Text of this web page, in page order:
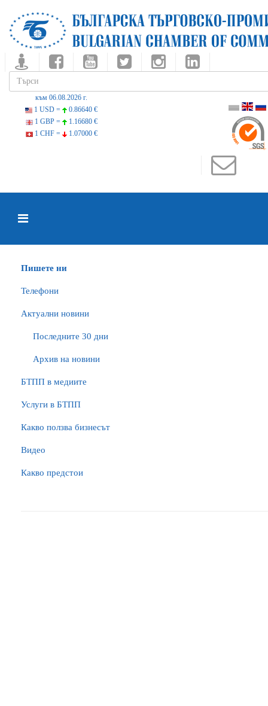
към 06.08.2026 г.
1 USD =
0.86640 €
1 GBP =
1.16680 €
1 CHF =
1.07000 €
Пишете ни
Телефони
Актуални новини
Последните 30 дни
Архив на новини
БTПП в медиите
Услуги в БТПП
Какво ползва бизнесът
Видео
Какво предстои